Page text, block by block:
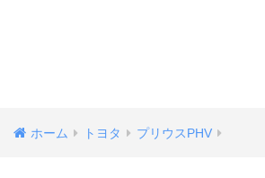
ホーム トヨタ プリウスPHV